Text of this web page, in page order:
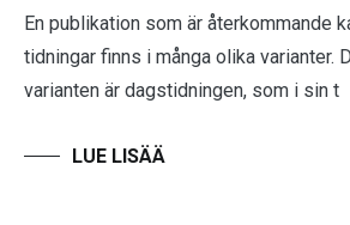
En publikation som är återkommande
tidningar finns i många olika varianter.
varianten är dagstidningen, som i sin t